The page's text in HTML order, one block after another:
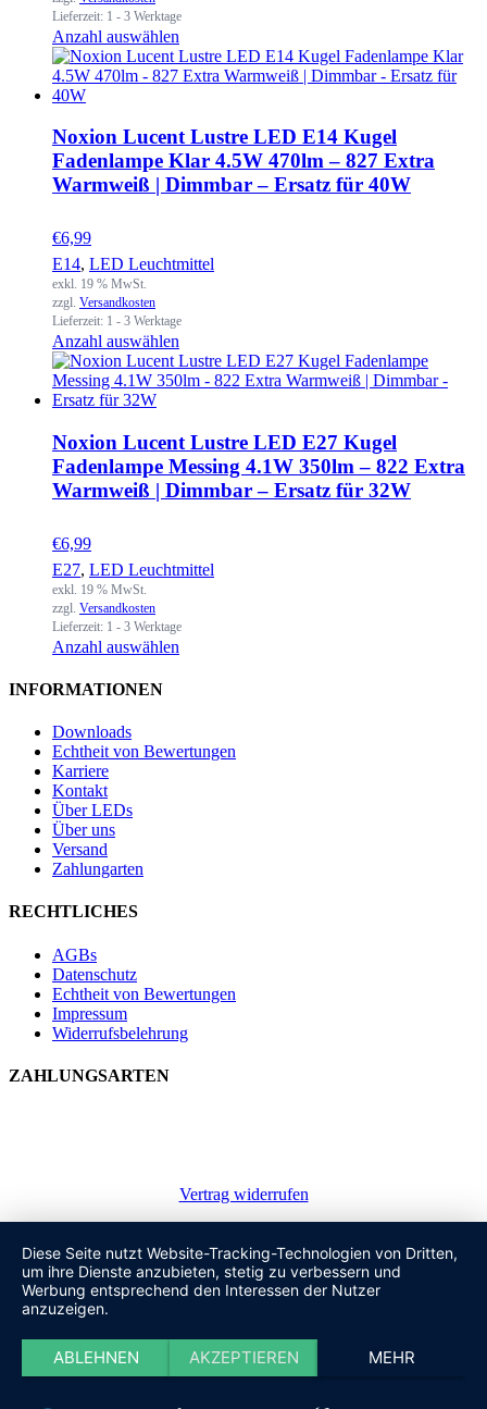
Lieferzeit: 1 - 3 Werktage
Anzahl auswählen
Noxion Lucent Lustre LED E14 Kugel
Fadenlampe Klar 4.5W 470lm – 827 Extra
Warmweiß | Dimmbar – Ersatz für 40W
€6,99
E14, LED Leuchtmittel
exkl. 19 % MwSt.
zzgl. Versandkosten
Lieferzeit: 1 - 3 Werktage
Anzahl auswählen
Noxion Lucent Lustre LED E27 Kugel
Fadenlampe Messing 4.1W 350lm – 822 Extra
Warmweiß | Dimmbar – Ersatz für 32W
€6,99
E27, LED Leuchtmittel
exkl. 19 % MwSt.
zzgl. Versandkosten
Lieferzeit: 1 - 3 Werktage
Anzahl auswählen
INFORMATIONEN
Downloads
Echtheit von Bewertungen
Karriere
Kontakt
Über LEDs
Über uns
Versand
Zahlungarten
RECHTLICHES
AGBs
Datenschutz
Echtheit von Bewertungen
Impressum
Widerrufsbelehrung
ZAHLUNGSARTEN
Vertrag widerrufen
Diese Seite nutzt Website-Tracking-Technologien von Dritten,
um ihre Dienste anzubieten, stetig zu verbessern und
Werbung entsprechend den Interessen der Nutzer
anzuzeigen.
ABLEHNEN AKZEPTIEREN MEHR